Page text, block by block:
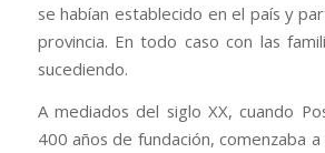
se habían establecido en el país y
provincia. En todo caso con las
sucediendo.
A mediados del siglo XX, cuando
400 años de fundación, comenzaba